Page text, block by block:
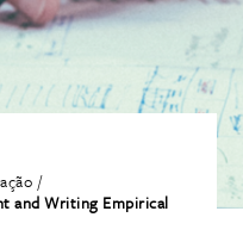
and Writing Empirical